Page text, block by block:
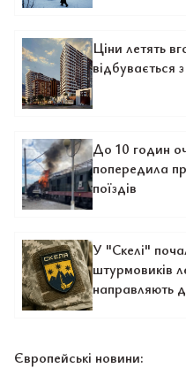
Ціни летять
відбувається
До 10 годин
попередила
поїздів
У "Скелі"
штурмовиків
направляють
Європейські новини: